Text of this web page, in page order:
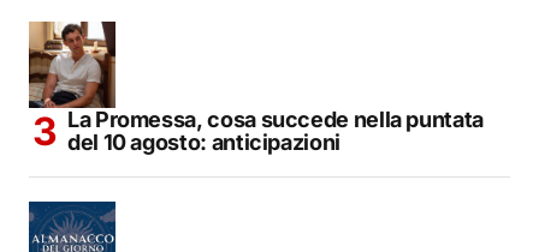
La Promessa, cosa succede nella puntata
del 10 agosto: anticipazioni